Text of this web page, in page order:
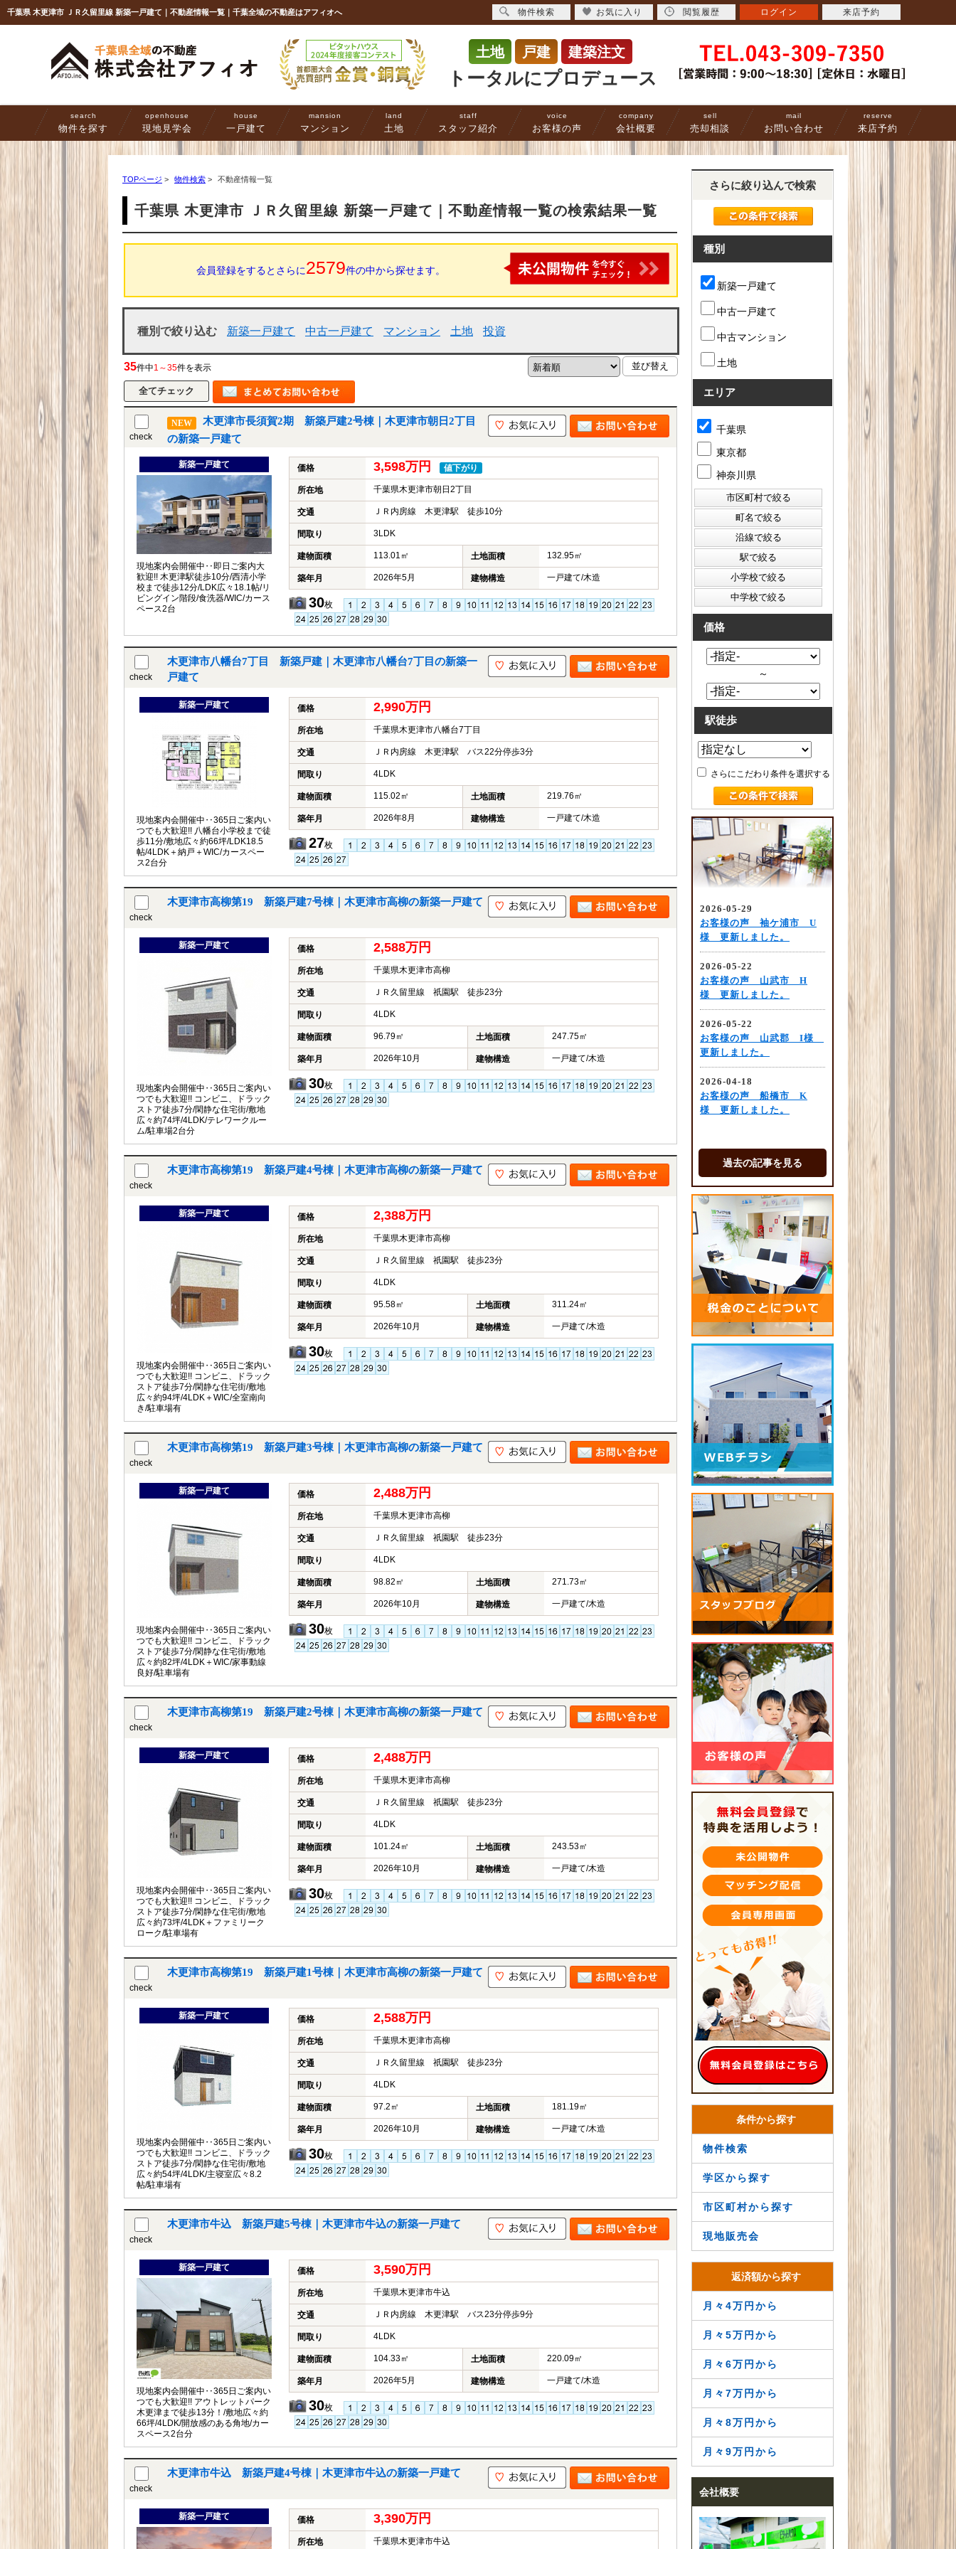
千葉県 木更津市 ＪＲ久留里線 新築一戸建て｜不動産情報一覧｜千葉全域の不動産はアフィオへ
土地 戸建 建築注文
トータルにプロデュース
search
物件を探す
openhouse
現地見学会
house
一戸建て
mansion
マンション
land
土地
staff
スタッフ紹介
voice
お客様の声
company
会社概要
sell
売却相談
mail
お問い合わせ
reserve
来店予約
TOPページ > 物件検索 > 不動産情報一覧
千葉県 木更津市 ＪＲ久留里線 新築一戸建て｜不動産情報一覧の検索結果一覧
会員登録をするとさらに2579件の中から探せます。
種別で絞り込む 新築一戸建て 中古一戸建て マンション 土地 投資
35件中1～35件を表示
check
NEW
木更津市長須賀2期 新築戸建2号棟｜木更津市朝日2丁目
の新築一戸建て
新築一戸建て
現地案内会開催中‥即日ご案内大
歓迎!! 木更津駅徒歩10分/西清小学
校まで徒歩12分/LDK広々18.1帖/リ
ビングイン階段/食洗器/WIC/カース
ペース2台
価格 3,598万円 値下がり
所在地 千葉県木更津市朝日2丁目
交通 ＪＲ内房線 木更津駅 徒歩10分
間取り 3LDK
建物面積 113.01㎡ 土地面積 132.95㎡
築年月 2026年5月 建物構造 一戸建て/木造
30枚
check
木更津市八幡台7丁目 新築戸建｜木更津市八幡台7丁目の新築一
戸建て
新築一戸建て
現地案内会開催中‥365日ご案内い
つでも大歓迎!! 八幡台小学校まで徒
歩11分/敷地広々約66坪/LDK18.5
帖/4LDK＋納戸＋WIC/カースペー
ス2台分
価格 2,990万円
所在地 千葉県木更津市八幡台7丁目
交通 ＪＲ内房線 木更津駅 バス22分停歩3分
間取り 4LDK
建物面積 115.02㎡ 土地面積 219.76㎡
築年月 2026年8月 建物構造 一戸建て/木造
27枚
check
木更津市高柳第19 新築戸建7号棟｜木更津市高柳の新築一戸建て
新築一戸建て
現地案内会開催中‥365日ご案内い
つでも大歓迎!! コンビニ、ドラック
ストア徒歩7分/閑静な住宅街/敷地
広々約74坪/4LDK/テレワークルー
ム/駐車場2台分
価格 2,588万円
所在地 千葉県木更津市高柳
交通 ＪＲ久留里線 祇園駅 徒歩23分
間取り 4LDK
建物面積 96.79㎡ 土地面積 247.75㎡
築年月 2026年10月 建物構造 一戸建て/木造
30枚
check
木更津市高柳第19 新築戸建4号棟｜木更津市高柳の新築一戸建て
新築一戸建て
現地案内会開催中‥365日ご案内い
つでも大歓迎!! コンビニ、ドラック
ストア徒歩7分/閑静な住宅街/敷地
広々約94坪/4LDK＋WIC/全室南向
き/駐車場有
価格 2,388万円
所在地 千葉県木更津市高柳
交通 ＪＲ久留里線 祇園駅 徒歩23分
間取り 4LDK
建物面積 95.58㎡ 土地面積 311.24㎡
築年月 2026年10月 建物構造 一戸建て/木造
30枚
check
木更津市高柳第19 新築戸建3号棟｜木更津市高柳の新築一戸建て
新築一戸建て
現地案内会開催中‥365日ご案内い
つでも大歓迎!! コンビニ、ドラック
ストア徒歩7分/閑静な住宅街/敷地
広々約82坪/4LDK＋WIC/家事動線
良好/駐車場有
価格 2,488万円
所在地 千葉県木更津市高柳
交通 ＪＲ久留里線 祇園駅 徒歩23分
間取り 4LDK
建物面積 98.82㎡ 土地面積 271.73㎡
築年月 2026年10月 建物構造 一戸建て/木造
30枚
check
木更津市高柳第19 新築戸建2号棟｜木更津市高柳の新築一戸建て
新築一戸建て
現地案内会開催中‥365日ご案内い
つでも大歓迎!! コンビニ、ドラック
ストア徒歩7分/閑静な住宅街/敷地
広々約73坪/4LDK＋ファミリーク
ローク/駐車場有
価格 2,488万円
所在地 千葉県木更津市高柳
交通 ＪＲ久留里線 祇園駅 徒歩23分
間取り 4LDK
建物面積 101.24㎡ 土地面積 243.53㎡
築年月 2026年10月 建物構造 一戸建て/木造
30枚
check
木更津市高柳第19 新築戸建1号棟｜木更津市高柳の新築一戸建て
新築一戸建て
現地案内会開催中‥365日ご案内い
つでも大歓迎!! コンビニ、ドラック
ストア徒歩7分/閑静な住宅街/敷地
広々約54坪/4LDK/主寝室広々8.2
帖/駐車場有
価格 2,588万円
所在地 千葉県木更津市高柳
交通 ＪＲ久留里線 祇園駅 徒歩23分
間取り 4LDK
建物面積 97.2㎡ 土地面積 181.19㎡
築年月 2026年10月 建物構造 一戸建て/木造
30枚
check
木更津市牛込 新築戸建5号棟｜木更津市牛込の新築一戸建て
新築一戸建て
現地案内会開催中‥365日ご案内い
つでも大歓迎!! アウトレットパーク
木更津まで徒歩13分！/敷地広々約
66坪/4LDK/開放感のある角地/カー
スペース2台分
価格 3,590万円
所在地 千葉県木更津市牛込
交通 ＪＲ内房線 木更津駅 バス23分停歩9分
間取り 4LDK
建物面積 104.33㎡ 土地面積 220.09㎡
築年月 2026年5月 建物構造 一戸建て/木造
30枚
check
木更津市牛込 新築戸建4号棟｜木更津市牛込の新築一戸建て
新築一戸建て 価格 3,390万円
所在地 千葉県木更津市牛込
さらに絞り込んで検索
種別
新築一戸建て
中古一戸建て
中古マンション
土地
エリア
千葉県
東京都
神奈川県
価格
～
駅徒歩
さらにこだわり条件を選択する
過去の記事を見る
条件から探す
物件検索
学区から探す
市区町村から探す
現地販売会
返済額から探す
月々4万円から
月々5万円から
月々6万円から
月々7万円から
月々8万円から
月々9万円から
会社概要
物件検索 お気に入り 閲覧履歴 ログイン 来店予約